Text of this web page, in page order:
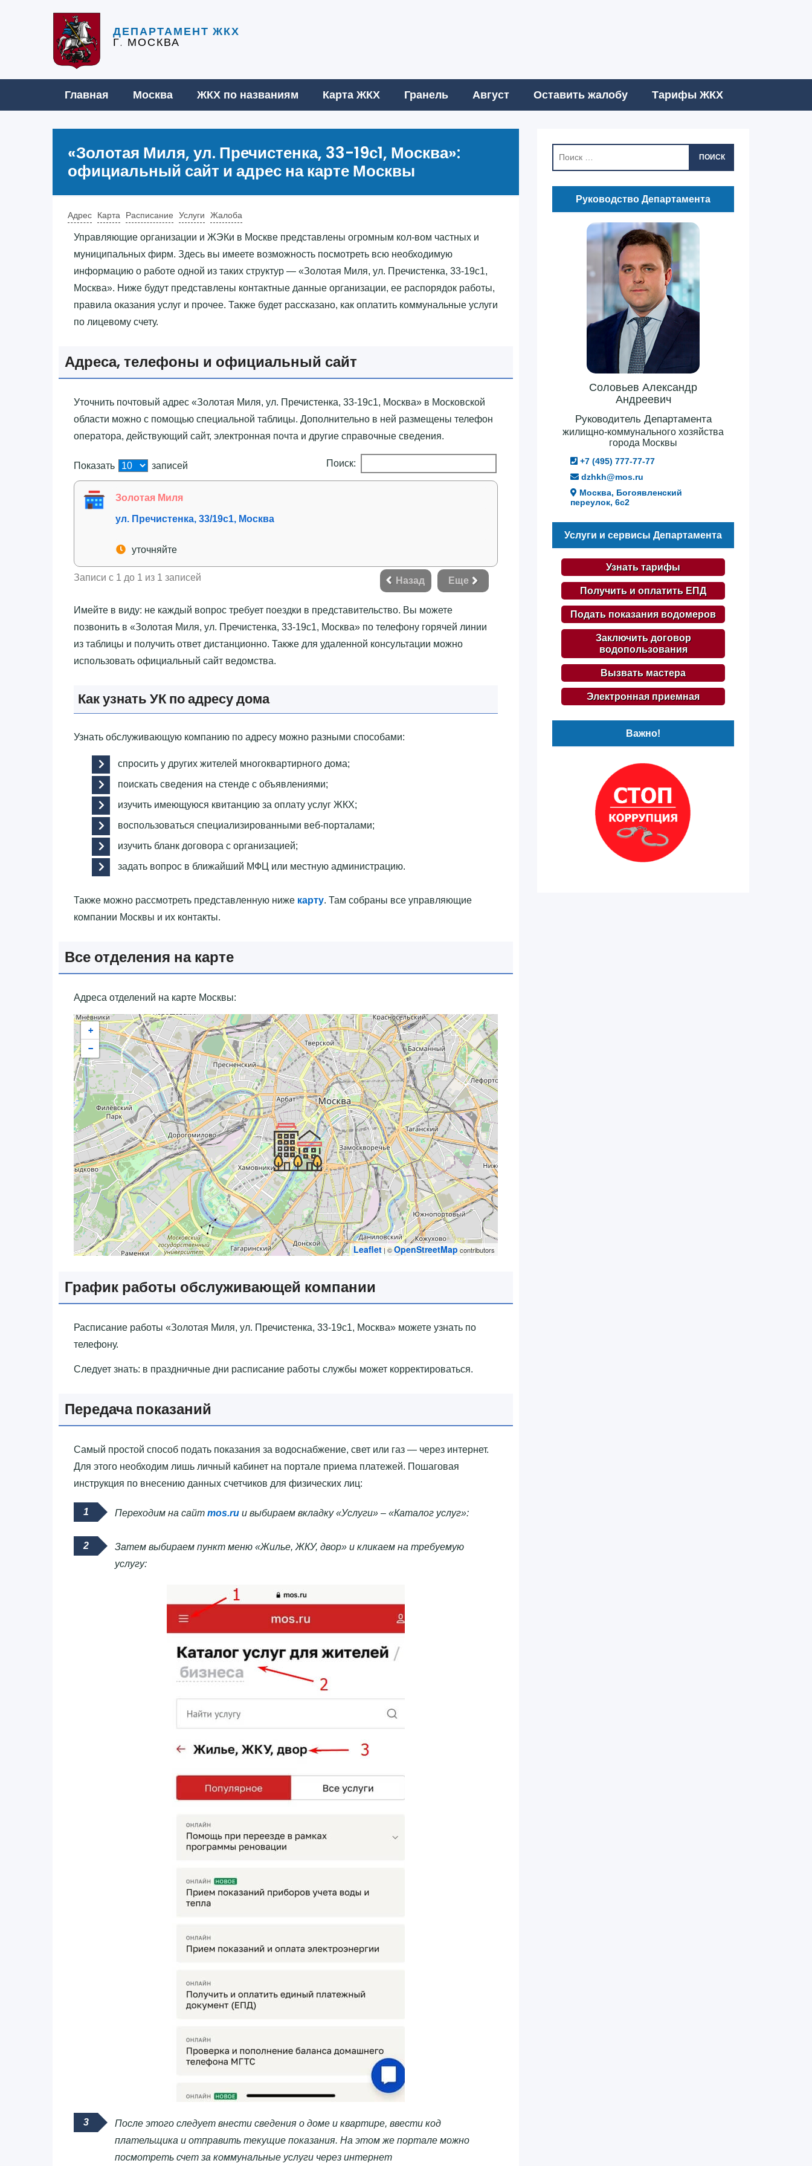
ДЕПАРТАМЕНТ ЖКХ
Г. МОСКВА
Главная Москва ЖКХ по названиям Карта ЖКХ Гранель Август Оставить жалобу Тарифы ЖКХ
«‎Золотая Миля, ул. Пречистенка, 33-19с1, Москва»‎:
официальный сайт и адрес на карте Москвы
Адрес Карта Расписание Услуги Жалоба
Управляющие организации и ЖЭКи в Москве представлены огромным кол-вом частных и
муниципальных фирм. Здесь вы имеете возможность посмотреть всю необходимую
информацию о работе одной из таких структур — «‎Золотая Миля, ул. Пречистенка, 33-19с1,
Москва»‎. Ниже будут представлены контактные данные организации, ее распорядок работы,
правила оказания услуг и прочее. Также будет рассказано, как оплатить коммунальные услуги
по лицевому счету.
Адреса, телефоны и официальный сайт
Уточнить почтовый адрес «‎Золотая Миля, ул. Пречистенка, 33-19с1, Москва»‎ в Московской
области можно с помощью специальной таблицы. Дополнительно в ней размещены телефон
оператора, действующий сайт, электронная почта и другие справочные сведения.
Показать записей Поиск:
Золотая Миля
ул. Пречистенка, 33/19с1, Москва
уточняйте
Записи с 1 до 1 из 1 записей Назад Еще
Имейте в виду: не каждый вопрос требует поездки в представительство. Вы можете
позвонить в «‎Золотая Миля, ул. Пречистенка, 33-19с1, Москва»‎ по телефону горячей линии
из таблицы и получить ответ дистанционно. Также для удаленной консультации можно
использовать официальный сайт ведомства.
Как узнать УК по адресу дома
Узнать обслуживающую компанию по адресу можно разными способами:
спросить у других жителей многоквартирного дома;
поискать сведения на стенде с объявлениями;
изучить имеющуюся квитанцию за оплату услуг ЖКХ;
воспользоваться специализированными веб-порталами;
изучить бланк договора с организацией;
задать вопрос в ближайший МФЦ или местную администрацию.
Также можно рассмотреть представленную ниже карту. Там собраны все управляющие
компании Москвы и их контакты.
Все отделения на карте
Адреса отделений на карте Москвы:
+
−
Leaflet| ©OpenStreetMapcontributors
График работы обслуживающей компании
Расписание работы «‎Золотая Миля, ул. Пречистенка, 33-19с1, Москва»‎ можете узнать по
телефону.
Следует знать: в праздничные дни расписание работы службы может корректироваться.
Передача показаний
Самый простой способ подать показания за водоснабжение, свет или газ — через интернет.
Для этого необходим лишь личный кабинет на портале приема платежей. Пошаговая
инструкция по внесению данных счетчиков для физических лиц:
Переходим на сайт mos.ru и выбираем вкладку «Услуги» – «Каталог услуг»:
Затем выбираем пункт меню «Жилье, ЖКУ, двор» и кликаем на требуемую
услугу:
После этого следует внести сведения о доме и квартире, ввести код
плательщика и отправить текущие показания. На этом же портале можно
посмотреть счет за коммунальные услуги через интернет
ПОИСК
Руководство Департамента
Соловьев Александр
Андреевич
Руководитель Департамента
жилищно-коммунального хозяйства
города Москвы
+7 (495) 777-77-77
dzhkh@mos.ru
Москва, Богоявленский
переулок, 6с2
Услуги и сервисы Департамента
Узнать тарифы
Получить и оплатить ЕПД
Подать показания водомеров
Заключить договор
водопользования
Вызвать мастера
Электронная приемная
Важно!